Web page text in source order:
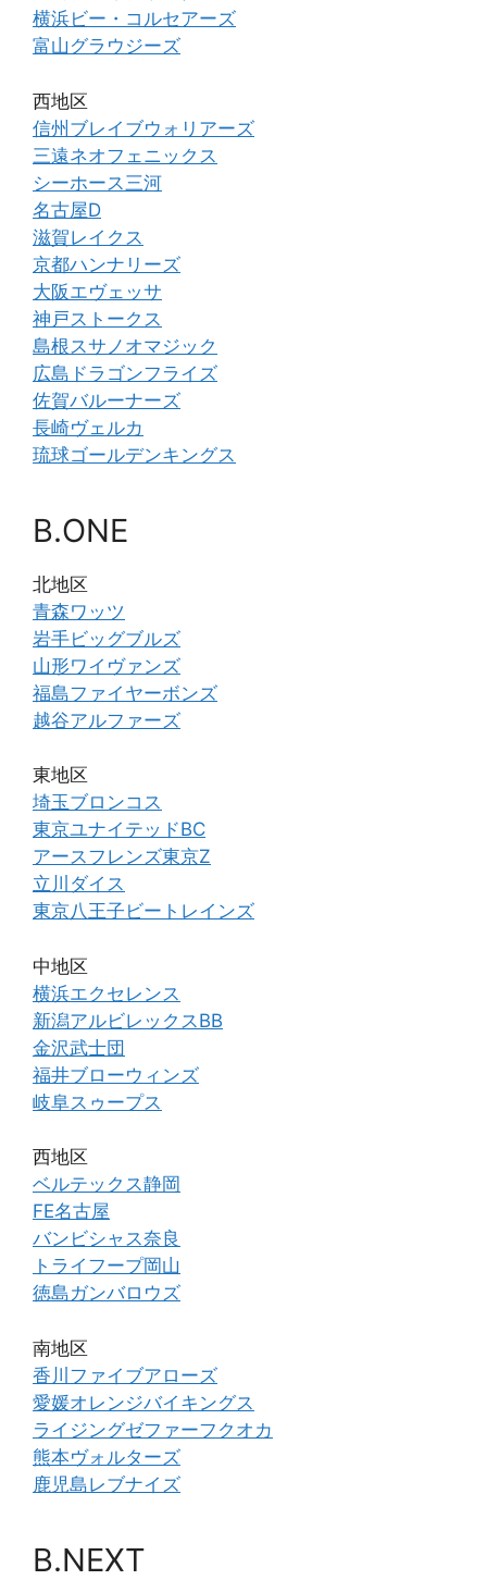
横浜ビー・コルセアーズ
富山グラウジーズ
西地区
信州ブレイブウォリアーズ
三遠ネオフェニックス
シーホース三河
名古屋D
滋賀レイクス
京都ハンナリーズ
大阪エヴェッサ
神戸ストークス
島根スサノオマジック
広島ドラゴンフライズ
佐賀バルーナーズ
長崎ヴェルカ
琉球ゴールデンキングス
B.ONE
北地区
青森ワッツ
岩手ビッグブルズ
山形ワイヴァンズ
福島ファイヤーボンズ
越谷アルファーズ
東地区
埼玉ブロンコス
東京ユナイテッドBC
アースフレンズ東京Z
立川ダイス
東京八王子ビートレインズ
中地区
横浜エクセレンス
新潟アルビレックスBB
金沢武士団
福井ブローウィンズ
岐阜スゥープス
西地区
ベルテックス静岡
FE名古屋
バンビシャス奈良
トライフープ岡山
徳島ガンバロウズ
南地区
香川ファイブアローズ
愛媛オレンジバイキングス
ライジングゼファーフクオカ
熊本ヴォルターズ
鹿児島レブナイズ
B.NEXT